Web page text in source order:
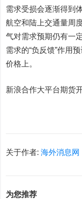
需求受损会逐渐得到
航空和陆上交通量周
气对需求预期仍有一
需求的“负反馈”作用
价格上。
新浪合作大平台期货
关于作者:海外消息网
为您推荐